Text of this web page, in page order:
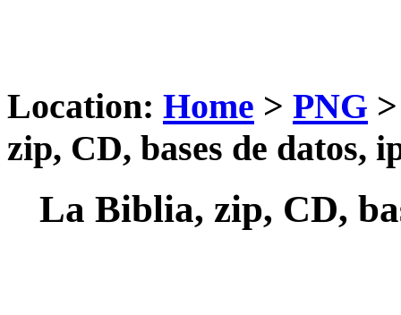
Location: Home > PNG
zip, CD, bases de datos,
La Biblia, zip, CD,